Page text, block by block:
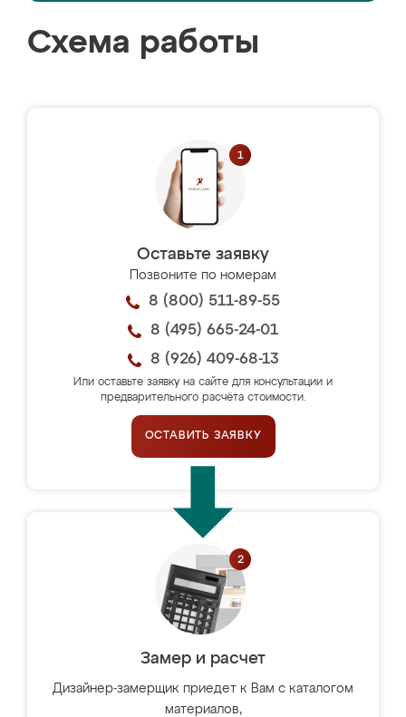
Схема работы
Оставьте заявку
Позвоните по номерам
8 (800) 511-89-55
8 (495) 665-24-01
8 (926) 409-68-13
Или оставьте заявку на сайте для консультации и
предварительного расчёта стоимости.
ОСТАВИТЬ ЗАЯВКУ
Замер и расчет
Дизайнер-замерщик приедет к Вам с каталогом
материалов,